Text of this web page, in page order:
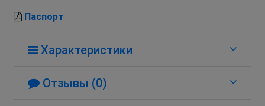
Паспорт
Характеристики
Отзывы (0)